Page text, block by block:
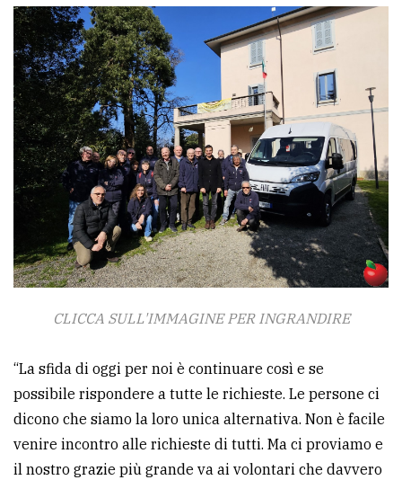
CLICCA SULL'IMMAGINE PER INGRANDIRE
“La sfida di oggi per noi è continuare così e se
possibile rispondere a tutte le richieste. Le persone ci
dicono che siamo la loro unica alternativa. Non è facile
venire incontro alle richieste di tutti. Ma ci proviamo e
il nostro grazie più grande va ai volontari che davvero